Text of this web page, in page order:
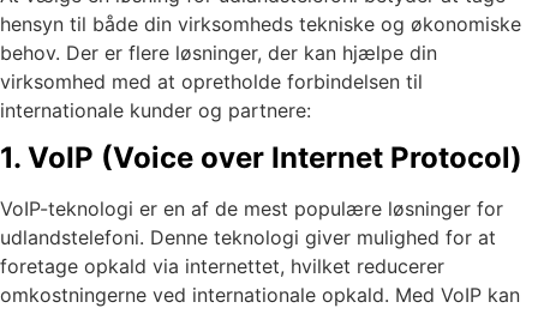
hensyn til både din virksomheds tekniske og økonomiske
behov. Der er flere løsninger, der kan hjælpe din
virksomhed med at opretholde forbindelsen til
internationale kunder og partnere:
1. VoIP (Voice over Internet Protocol)
VoIP-teknologi er en af de mest populære løsninger for
udlandstelefoni. Denne teknologi giver mulighed for at
foretage opkald via internettet, hvilket reducerer
omkostningerne ved internationale opkald. Med VoIP kan